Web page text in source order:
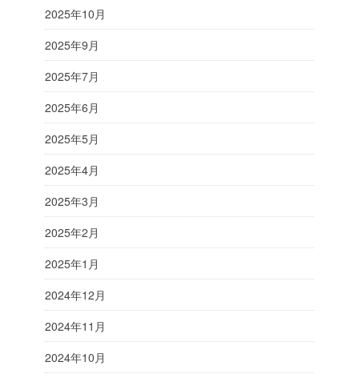
2025年10月
2025年9月
2025年7月
2025年6月
2025年5月
2025年4月
2025年3月
2025年2月
2025年1月
2024年12月
2024年11月
2024年10月